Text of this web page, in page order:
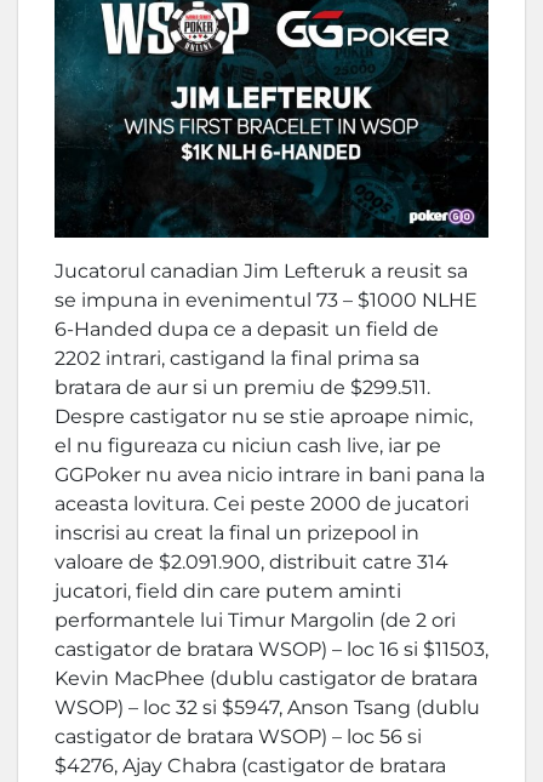
Jucatorul canadian Jim Lefteruk a reusit sa
se impuna in evenimentul 73 – $1000 NLHE
6-Handed dupa ce a depasit un field de
2202 intrari, castigand la final prima sa
bratara de aur si un premiu de $299.511.
Despre castigator nu se stie aproape nimic,
el nu figureaza cu niciun cash live, iar pe
GGPoker nu avea nicio intrare in bani pana la
aceasta lovitura. Cei peste 2000 de jucatori
inscrisi au creat la final un prizepool in
valoare de $2.091.900, distribuit catre 314
jucatori, field din care putem aminti
performantele lui Timur Margolin (de 2 ori
castigator de bratara WSOP) – loc 16 si $11503,
Kevin MacPhee (dublu castigator de bratara
WSOP) – loc 32 si $5947, Anson Tsang (dublu
castigator de bratara WSOP) – loc 56 si
$4276, Ajay Chabra (castigator de bratara